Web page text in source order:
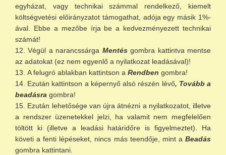
egyházat, vagy technikai számmal rendelkező, kiemelt
költségvetési előirányzatot támogathat, adója egy másik 1%-
ával. Ebbe a mezőbe írja be a kedvezményezett technikai
számát!
Végül a narancssárga Mentésgombra kattintva mentse
az adatokat (ez nem egyenlő a nyilatkozat leadásával)!
A felugró ablakban kattintson a Rendben gombra!
Ezután kattintson a képernyő alsó részén lévő, Tovább a
beadásra gombra!
Ezután lehetősége van újra átnézni a nyilatkozatot, illetve
a rendszer üzenetekkel jelzi, ha valamit nem megfelelően
töltött ki (illetve a leadási határidőre is figyelmeztet). Ha
követi a fenti lépéseket, nincs más teendője, mint a Beadás
gombra kattintani.